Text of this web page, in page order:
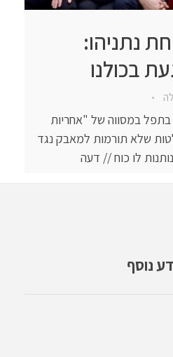
נתניהו:
בכולנו
במסווה של "אחריות
שלא תורמות למאבק נגד
לו כוח // דעה
נוסף